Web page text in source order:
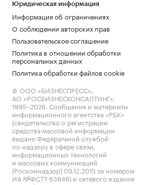
Юридическая информация
Информация об ограничениях
О соблюдении авторских прав
Пользовательское соглашение
Политика в отношении обработки
персональных данных
Политика обработки файлов cookie
© ООО «БИЗНЕСПРЕСС»,
АО «РОСБИЗНЕСКОНСАЛТИНГ»,
1995–2026. Сообщения и материалы
информационного агентства «РБК»
(свидетельство о регистрации
средства массовой информации
выдано Федеральной службой
по надзору в сфере связи,
информационных технологий
и массовых коммуникаций
(Роскомнадзор) 09.12.2015 за номером
ИА №ФС77-63848) и сетевого издания